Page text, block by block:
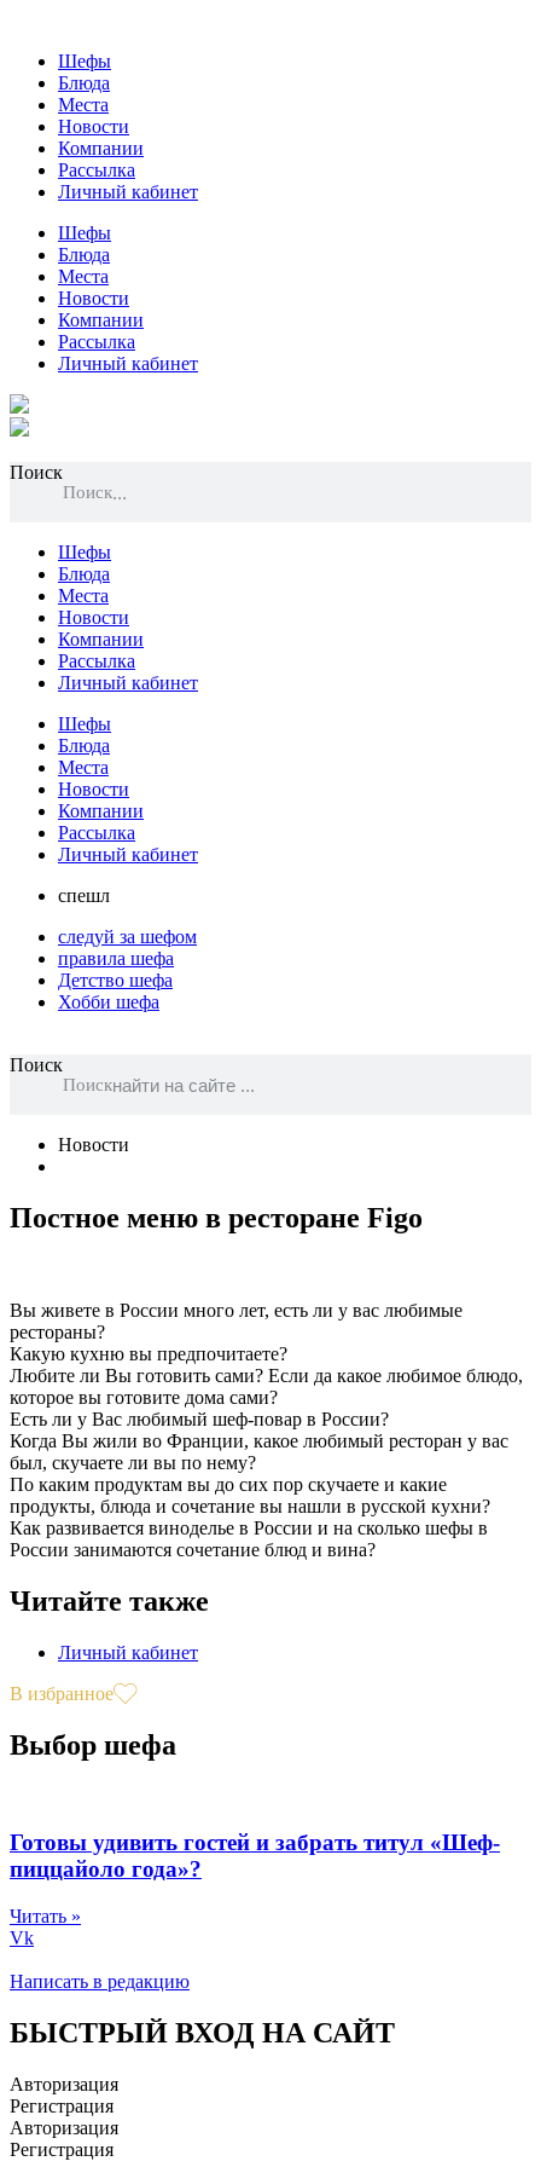
Шефы
Блюда
Места
Новости
Компании
Рассылка
Личный кабинет
Шефы
Блюда
Места
Новости
Компании
Рассылка
Личный кабинет
Поиск
Поиск
Шефы
Блюда
Места
Новости
Компании
Рассылка
Личный кабинет
Шефы
Блюда
Места
Новости
Компании
Рассылка
Личный кабинет
спешл
следуй за шефом
правила шефа
Детство шефа
Хобби шефа
Поиск
Поиск
Новости
Постное меню в ресторане Figo
Вы живете в России много лет, есть ли у вас любимые
рестораны?
Какую кухню вы предпочитаете?
Любите ли Вы готовить сами? Если да какое любимое блюдо,
которое вы готовите дома сами?
Есть ли у Вас любимый шеф-повар в России?
Когда Вы жили во Франции, какое любимый ресторан у вас
был, скучаете ли вы по нему?
По каким продуктам вы до сих пор скучаете и какие
продукты, блюда и сочетание вы нашли в русской кухни?
Как развивается виноделье в России и на сколько шефы в
России занимаются сочетание блюд и вина?
Читайте также
Личный кабинет
В избранное
Выбор шефа
Готовы удивить гостей и забрать титул «Шеф-
пиццайоло года»?
Читать »
Vk
Написать в редакцию
БЫСТРЫЙ ВХОД НА САЙТ
Авторизация
Регистрация
Авторизация
Регистрация